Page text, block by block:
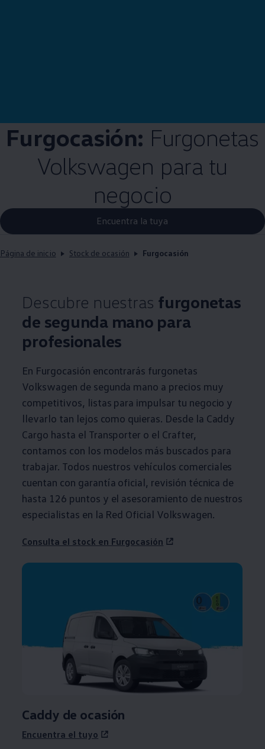
Furgocasión: Furgonetas
Volkswagen para tu
negocio
Encuentra la tuya
Página de inicio Stock de ocasión Furgocasión
Descubre nuestras furgonetas
de segunda mano para
profesionales
En Furgocasión encontrarás furgonetas
Volkswagen de segunda mano a precios muy
competitivos, listas para impulsar tu negocio y
llevarlo tan lejos como quieras. Desde la Caddy
Cargo hasta el Transporter o el Crafter,
contamos con los modelos más buscados para
trabajar. Todos nuestros vehículos comerciales
cuentan con garantía oficial, revisión técnica de
hasta 126 puntos y el asesoramiento de nuestros
especialistas en la Red Oficial Volkswagen.
Consulta el stock en Furgocasión
Caddy de ocasión
Encuentra el tuyo